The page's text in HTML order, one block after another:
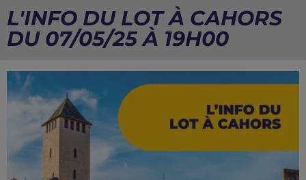
L'INFO DU LOT À CAHORS
DU 07/05/25 À 19H00